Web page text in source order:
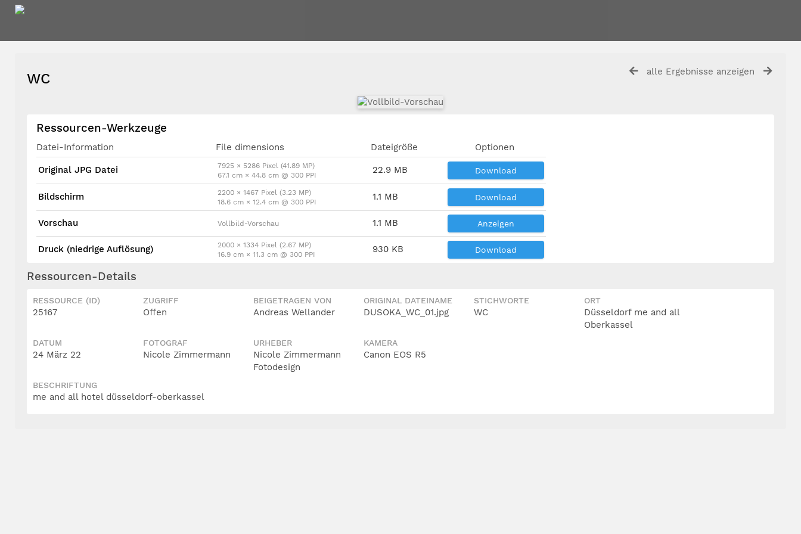
alle Ergebnisse anzeigen
WC
Ressourcen-Werkzeuge
Datei-Information File dimensions Dateigröße Optionen
Original JPG Datei
7925 × 5286 Pixel (41.89 MP)
67.1 cm × 44.8 cm @ 300 PPI
22.9 MB Download
Bildschirm
2200 × 1467 Pixel (3.23 MP)
18.6 cm × 12.4 cm @ 300 PPI
1.1 MB Download
Vorschau Vollbild-Vorschau 1.1 MB Anzeigen
Druck (niedrige Auflösung)
2000 × 1334 Pixel (2.67 MP)
16.9 cm × 11.3 cm @ 300 PPI
930 KB Download
Ressourcen-Details
RESSOURCE (ID)
25167
ZUGRIFF
Offen
BEIGETRAGEN VON
Andreas Wellander
ORIGINAL DATEINAME
DUSOKA_WC_01.jpg
STICHWORTE
WC
ORT
Düsseldorf me and all
Oberkassel
DATUM
24 März 22
FOTOGRAF
Nicole Zimmermann
URHEBER
Nicole Zimmermann
Fotodesign
KAMERA
Canon EOS R5
BESCHRIFTUNG
me and all hotel düsseldorf-oberkassel